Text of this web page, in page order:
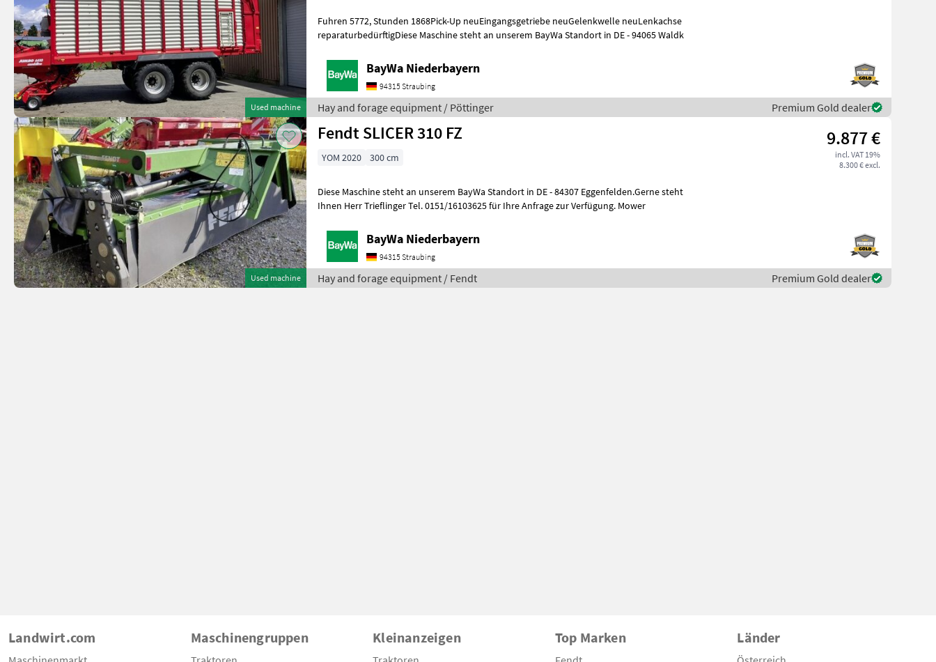
Used machine
Fuhren 5772, Stunden 1868Pick-Up neuEingangsgetriebe neuGelenkwelle neuLenkachse
reparaturbedürftigDiese Maschine steht an unserem BayWa Standort in DE - 94065 Waldk
BayWa Niederbayern
94315 Straubing
Hay and forage equipment / Pöttinger Premium Gold dealer
Used machine
Fendt SLICER 310 FZ 9.877 €
incl. VAT 19%
8.300 € excl.
YOM 2020 300 cm
Diese Maschine steht an unserem BayWa Standort in DE - 84307 Eggenfelden.Gerne steht
Ihnen Herr Trieflinger Tel. 0151/16103625 für Ihre Anfrage zur Verfügung. Mower
BayWa Niederbayern
94315 Straubing
Hay and forage equipment / Fendt Premium Gold dealer
Landwirt.com Maschinengruppen Kleinanzeigen Top Marken Länder